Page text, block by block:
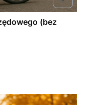
(bez